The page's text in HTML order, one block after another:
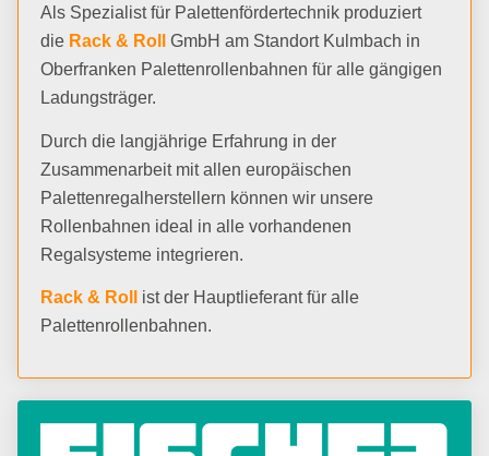
Als Spezialist für Palettenfördertechnik produziert
die Rack & Roll
GmbH am Standort Kulmbach in
Oberfranken Palettenrollenbahnen für alle gängigen
Ladungsträger.
Durch die langjährige Erfahrung in der
Zusammenarbeit mit allen europäischen
Palettenregalherstellern können wir unsere
Rollenbahnen ideal in alle vorhandenen
Regalsysteme integrieren.
Rack & Roll
ist der Hauptlieferant für alle
Palettenrollenbahnen.